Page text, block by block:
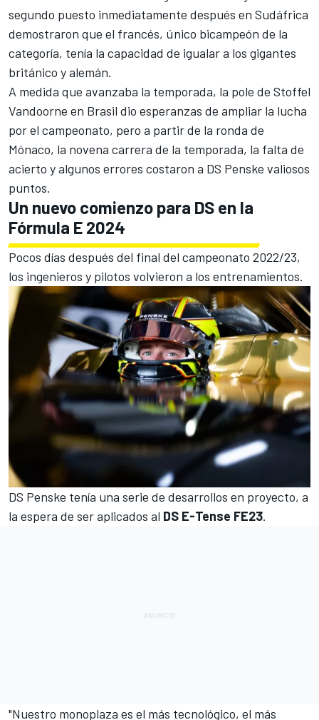
segundo puesto inmediatamente después en Sudáfrica
demostraron que el francés, único bicampeón de la
categoría, tenía la capacidad de igualar a los gigantes
británico y alemán.
A medida que avanzaba la temporada, la pole de Stoffel
Vandoorne en Brasil dio esperanzas de ampliar la lucha
por el campeonato, pero a partir de la ronda de
Mónaco, la novena carrera de la temporada, la falta de
acierto y algunos errores costaron a DS Penske valiosos
puntos.
Un nuevo comienzo para DS en la
Fórmula E 2024
Pocos días después del final del campeonato 2022/23,
los ingenieros y pilotos volvieron a los entrenamientos.
DS Penske tenía una serie de desarrollos en proyecto, a
la espera de ser aplicados al DS E-Tense FE23.
"Nuestro monoplaza es el más tecnológico, el más